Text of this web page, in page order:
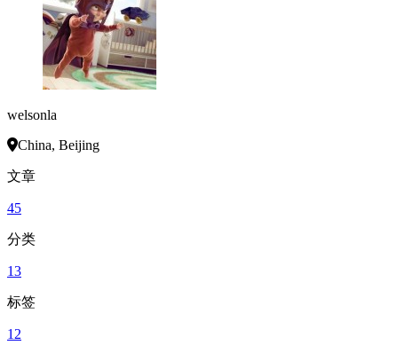
welsonla
China, Beijing
文章
45
分类
13
标签
12